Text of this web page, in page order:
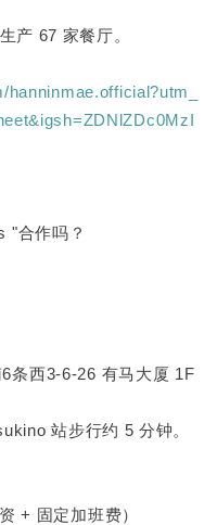
产 67 家餐厅。
"合作吗？
条西3-6-26 有马大厦 1F
站步行约 5 分钟。
+ 固定加班费）